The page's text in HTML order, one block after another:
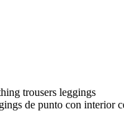
trousers leggings
de punto con interior